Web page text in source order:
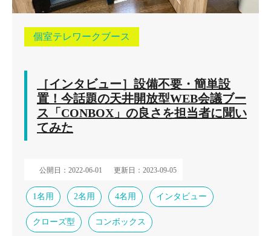
個室テレワークブース
［インタビュー］設備不要・簡単設
置！今話題の天井開放型WEB会議ブー
ス「CONBOX」の良さを担当者に聞い
てみた
公開日：2022-06-01 更新日：2023-09-05
1名用 2名用 4名用 インタビュー
クローズ型 コンボックス